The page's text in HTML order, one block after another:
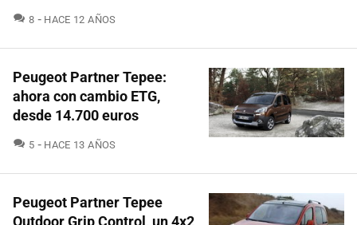
8 COMENTARIOS
HACE 12 AÑOS
Peugeot Partner Tepee:
ahora con cambio ETG,
desde 14.700 euros
5 COMENTARIOS
HACE 13 AÑOS
Peugeot Partner Tepee